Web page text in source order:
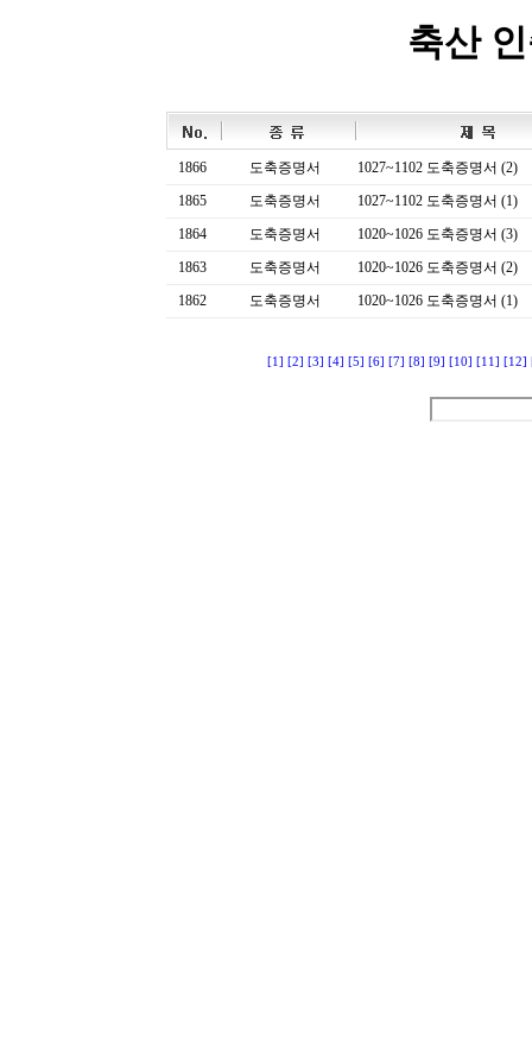
축산
1866 도축증명서
1027~1102 도축증명서 (2)
1865
도축증명서
1027~1102 도축증명서 (1)
1864
도축증명서
1020~1026 도축증명서 (3)
1863
도축증명서
1020~1026 도축증명서 (2)
1862
도축증명서 1020~1026 도축증명서 (1)
[1] [2] [3] [4] [5] [6] [7] [8] [9] [10] [11] [12]